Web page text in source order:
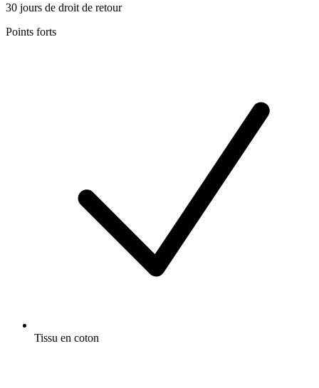
30 jours de droit de retour
Points forts
Tissu en coton